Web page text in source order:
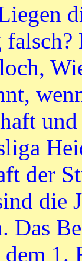
der
die
Das
dem